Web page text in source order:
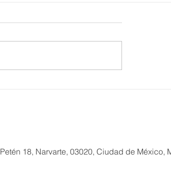
Petén 18, Narvarte, 03020, Ciudad de México,